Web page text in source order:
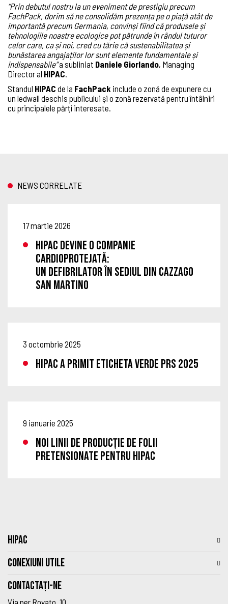
“Prin debutul nostru la un eveniment de prestigiu precum
FachPack, dorim să ne consolidăm prezența pe o piață atât de
importantă precum Germania, convinși fiind că produsele și
tehnologiile noastre ecologice pot pătrunde în rândul tuturor
celor care, ca și noi, cred cu tărie că sustenabilitatea și
bunăstarea angajaților lor sunt elemente fundamentale și
indispensabile”a subliniat Daniele Giorlando, Managing
Director al HIPAC
Standul HIPAC de la FachPack include o zonă de expunere cu
un ledwall deschis publicului și o zonă rezervată pentru întâlniri
cu principalele părți interesate.
NEWS CORRELATE
17 martie 2026
HIPAC DEVINE O COMPANIE
CARDIOPROTEJATĂ:
UN DEFIBRILATOR ÎN SEDIUL DIN CAZZAGO
SAN MARTINO
3 octombrie 2025
HIPAC A PRIMIT ETICHETA VERDE PRS 2025
9 ianuarie 2025
Noi linii de producție de folii
pretensionate pentru HIPAC
HIPAC
CONEXIUNI UTILE
Contactați-ne
Via per Rovato, 10